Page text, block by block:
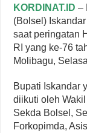
KORDINAT.ID –
(Bolsel)
saat peringatan
RI yang ke-76
Molibagu,
Bupati Iskandar
diikuti oleh
Sekda Bolsel,
Forkopimda,